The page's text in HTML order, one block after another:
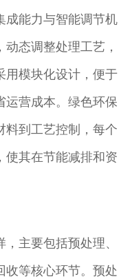
成能力与智能调节机
态调整处理工艺，
用模块化设计，便于
运营成本。绿色环保
料到工艺控制，每个
使其在节能减排和资
主要包括预处理、
收等核心环节。预处